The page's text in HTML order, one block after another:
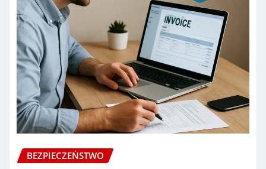
BEZPIECZEŃSTWO